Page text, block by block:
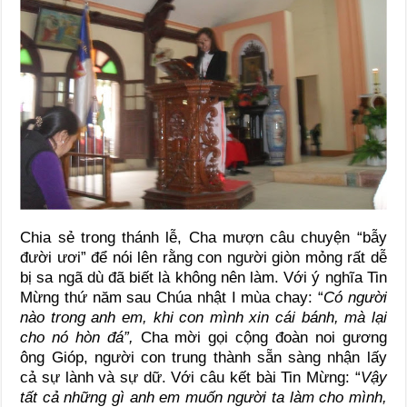
Chia sẻ trong thánh lễ, Cha mượn câu chuyện “bẫy
đười ươi” để nói lên rằng con người giòn mỏng rất dễ
bị sa ngã dù đã biết là không nên làm. Với ý nghĩa Tin
Mừng thứ năm sau Chúa nhật I mùa chay: “Có người
nào trong anh em, khi con mình xin cái bánh, mà lại
cho nó hòn đá”, Cha mời gọi cộng đoàn noi gương
ông Gióp, người con trung thành sẵn sàng nhận lấy
cả sự lành và sự dữ. Với câu kết bài Tin Mừng: “Vậy
tất cả những gì anh em muốn người ta làm cho mình,